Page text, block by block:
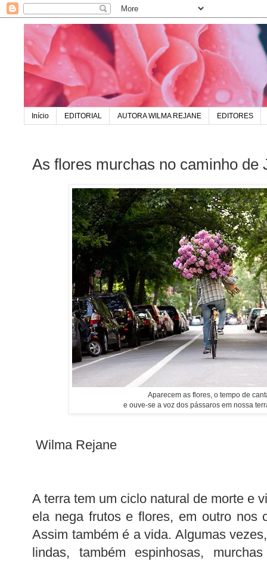
Início EDITORIAL AUTORA WILMA REJANE EDITORES
As flores murchas no caminho de
Aparecem as flores, o tempo de
e ouve-se a voz dos pássaros em nossa
Wilma Rejane
A terra tem um ciclo natural de morte e
ela nega frutos e flores, em outro nos
Assim também é a vida. Algumas
lindas, também espinhosas,